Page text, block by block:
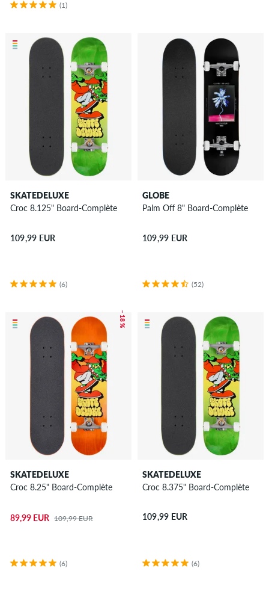
(1)
SKATEDELUXE
Croc 8.125" Board-Complète
109,99 EUR
(6)
GLOBE
Palm Off 8" Board-Complète
109,99 EUR
(52)
– 18 %
SKATEDELUXE
Croc 8.25" Board-Complète
89,99 EUR 109,99 EUR
(6)
SKATEDELUXE
Croc 8.375" Board-Complète
109,99 EUR
(6)